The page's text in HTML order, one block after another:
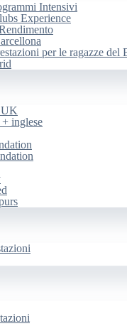
Intensivi
Experience
per le ragazze del
UK
inglese